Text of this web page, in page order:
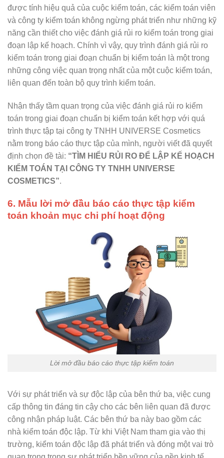
được tính hiệu quả của cuộc kiểm toán, các kiểm toán viên
và công ty kiểm toán không ngừng phát triển như những kỹ
năng cần thiết cho việc đánh giá rủi ro kiểm toán trong giai
đoạn lập kế hoạch. Chính vì vậy, quy trình đánh giá rủi ro
kiểm toán trong giai đoạn chuẩn bị kiểm toán là một trong
những công việc quan trọng nhất của một cuộc kiểm toán,
liên quan đến toàn bộ quy trình kiểm toán.
Nhận thấy tầm quan trọng của việc đánh giá rủi ro kiểm
toán trong giai đoạn chuẩn bị kiểm toán kết hợp với quá
trình thực tập tại công ty TNHH UNIVERSE Cosmetics
nằm trong báo cáo thực tập của mình, người viết đã quyết
định chọn đề tài: “TÌM HIỂU RỦI RO ĐỂ LẬP KẾ HOẠCH
KIỂM TOÁN TẠI CÔNG TY TNHH UNIVERSE
COSMETICS”.
6. Mẫu lời mở đầu báo cáo thực tập kiểm
toán khoản mục chi phí hoạt động
Lời mở đầu báo cáo thực tập kiểm toán
Với sự phát triển và sự độc lập của bên thứ ba, việc cung
cấp thông tin đáng tin cậy cho các bên liên quan đã được
công nhận pháp luật. Các bên thứ ba này bao gồm các
nhà kiểm toán độc lập. Từ khi Việt Nam tham gia vào thị
trường, kiểm toán độc lập đã phát triển và đóng một vai trò